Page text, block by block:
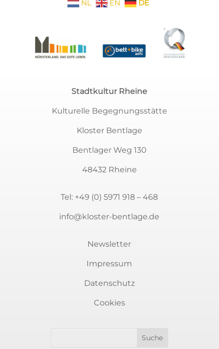
NL EN DE
Stadtkultur Rheine
Kulturelle Begegnungsstätte
Kloster Bentlage
Bentlager Weg 130
48432 Rheine
Tel: +49 (0) 5971 918 – 468
info@kloster-bentlage.de
Newsletter
Impressum
Datenschutz
Cookies
Sie möchten auf dem Laufenden bleiben?
melden Sie sich für unseren Newsletter an.